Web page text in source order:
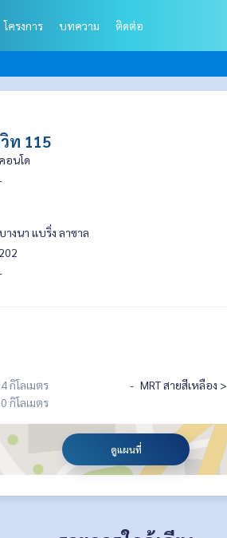
โครงการ บทความ ติดต่อ
ท 115
คอนโด
างนา แบริ่ง ลาซาล
202
กิโลเมตร MRT สายสีเหลือง
กิโลเมตร
ดูแผนที่